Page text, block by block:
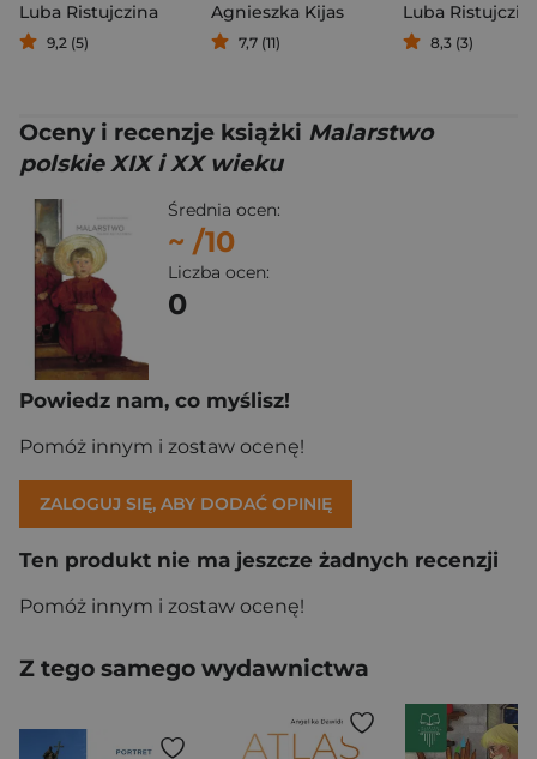
Luba Ristujczina
9,2 (5)
Agnieszka Kijas
7,7 (11)
Luba
8,3 (3)
Oceny i recenzje książki Malarstwo
polskie XIX i XX wieku
Średnia ocen:
~ /10
Liczba ocen:
0
Powiedz nam, co myślisz!
Pomóż innym i zostaw ocenę!
ZALOGUJ SIĘ, ABY DODAĆ OPINIĘ
Ten produkt nie ma jeszcze żadnych recenzji
Pomóż innym i zostaw ocenę!
Z tego samego wydawnictwa